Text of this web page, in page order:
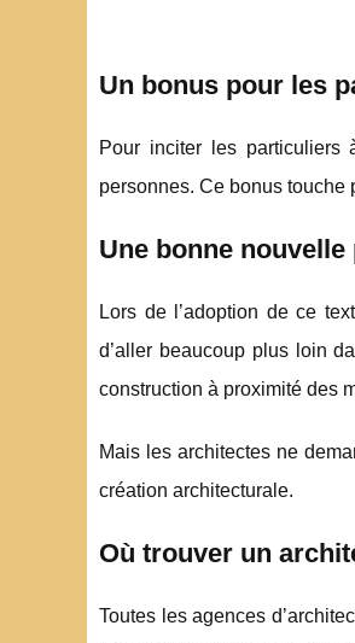
Un bonus pour les
Pour inciter les
personnes. Ce bonus touche
Une bonne
Lors de l’adoption de ce
d’aller beaucoup plus loin
construction à proximité des
Mais les architectes ne
création architecturale.
Où trouver un
Toutes les agences